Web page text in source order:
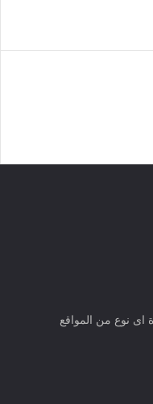
اى نوع من المواقع